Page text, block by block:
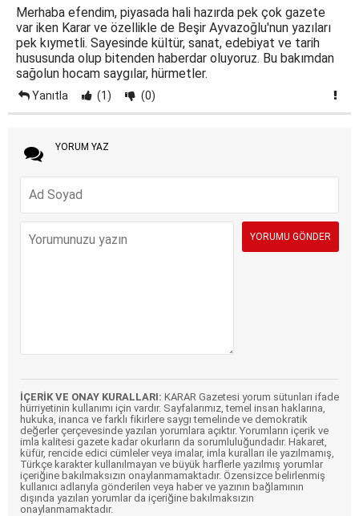
Merhaba efendim, piyasada hali hazırda pek çok gazete
var iken Karar ve özellikle de Beşir Ayvazoğlu'nun yazıları
pek kıymetli. Sayesinde kültür, sanat, edebiyat ve tarih
hususunda olup bitenden haberdar oluyoruz. Bu bakımdan
sağolun hocam saygılar, hürmetler.
Yanıtla (1) (0)
YORUM YAZ
İÇERİK VE ONAY KURALLARI: KARAR Gazetesi yorum sütunları ifade
hürriyetinin kullanımı için vardır. Sayfalarımız, temel insan haklarına,
hukuka, inanca ve farklı fikirlere saygı temelinde ve demokratik
değerler çerçevesinde yazılan yorumlara açıktır. Yorumların içerik ve
imla kalitesi gazete kadar okurların da sorumluluğundadır. Hakaret,
küfür, rencide edici cümleler veya imalar, imla kuralları ile yazılmamış,
Türkçe karakter kullanılmayan ve büyük harflerle yazılmış yorumlar
içeriğine bakılmaksızın onaylanmamaktadır. Özensizce belirlenmiş
kullanıcı adlarıyla gönderilen veya haber ve yazının bağlamının
dışında yazılan yorumlar da içeriğine bakılmaksızın
onaylanmamaktadır.